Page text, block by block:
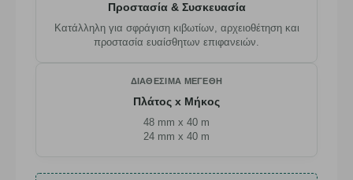
Προστασία & Συσκευασία
Κατάλληλη για σφράγιση κιβωτίων, αρχειοθέτηση και
προστασία ευαίσθητων επιφανειών.
ΔΙΑΘΈΣΙΜΑ ΜΕΓΈΘΗ
Πλάτος x Μήκος
48 mm x 40 m
24 mm x 40 m